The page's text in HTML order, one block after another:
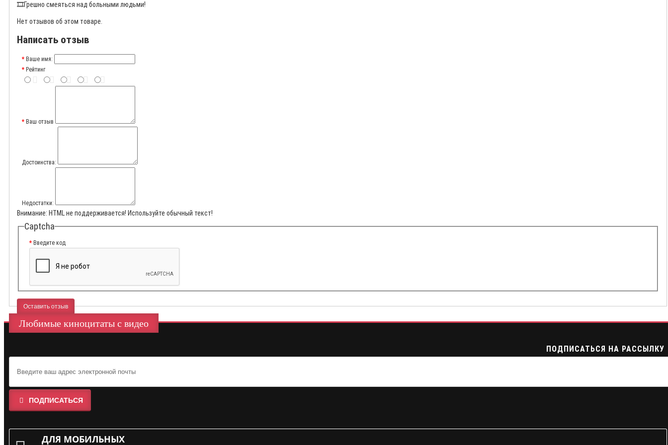
🎞️Грешно смеяться над больными людьми!
Нет отзывов об этом товаре.
Написать отзыв
Ваше имя:
Рейтинг
Ваш отзыв
Достоинства:
Недостатки:
Внимание: HTML не поддерживается! Используйте обычный текст!
Captcha
Введите код
Оставить отзыв
Любимые киноцитаты с видео
ПОДПИСАТЬСЯ НА РАССЫЛКУ
ПОДПИСАТЬСЯ
ДЛЯ МОБИЛЬНЫХ